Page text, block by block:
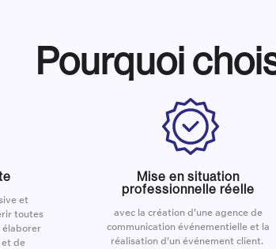
Pourquoi
et
toutes
élaborer
de
Mise en situation
professionnelle réelle
avec la création d’une agence de
communication événementielle et la
réalisation d’un événement client.